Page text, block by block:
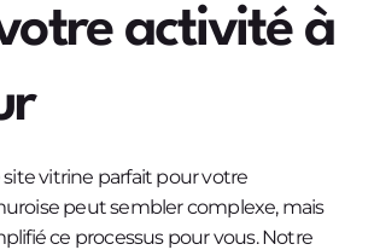
activité à
vitrine parfait pour votre
peut sembler complexe, mais
ce processus pour vous. Notre